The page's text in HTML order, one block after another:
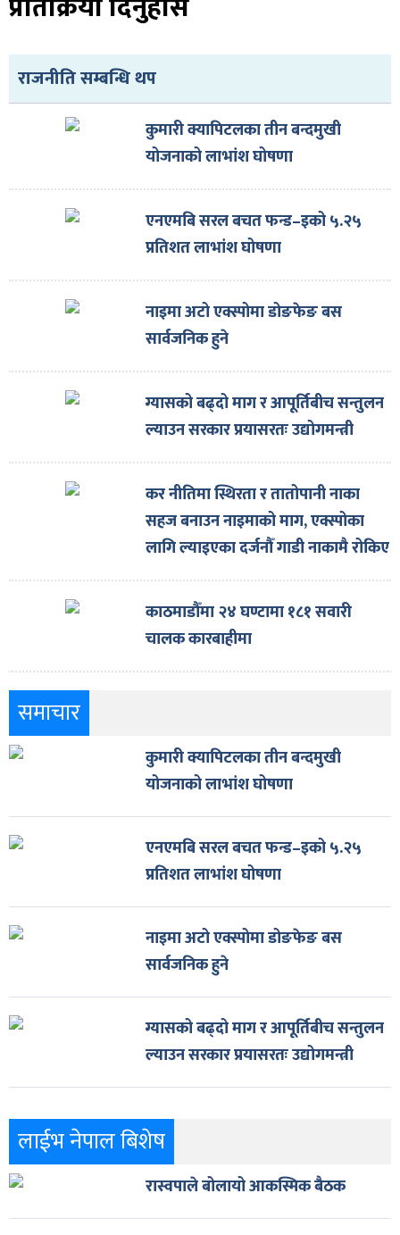
राजनीति सम्बन्धि थप
कुमारी क्यापिटलका तीन बन्दमुखी
योजनाको लाभांश घोषणा
एनएमबि सरल बचत फन्ड–इको ५.२५
प्रतिशत लाभांश घोषणा
नाइमा अटो एक्स्पोमा डोङफेङ बस
सार्वजनिक हुने
ग्यासको बढ्दो माग र आपूर्तिबीच सन्तुलन
ल्याउन सरकार प्रयासरतः उद्योगमन्त्री
कर नीतिमा स्थिरता र तातोपानी नाका
सहज बनाउन नाइमाको माग, एक्स्पोका
लागि ल्याइएका दर्जनौँ गाडी नाकामै रोकिए
काठमाडौँमा २४ घण्टामा १८१ सवारी
चालक कारबाहीमा
समाचार
कुमारी क्यापिटलका तीन बन्दमुखी
योजनाको लाभांश घोषणा
एनएमबि सरल बचत फन्ड–इको ५.२५
प्रतिशत लाभांश घोषणा
नाइमा अटो एक्स्पोमा डोङफेङ बस
सार्वजनिक हुने
ग्यासको बढ्दो माग र आपूर्तिबीच सन्तुलन
ल्याउन सरकार प्रयासरतः उद्योगमन्त्री
लाईभ नेपाल बिशेष
रास्वपाले बोलायो आकस्मिक बैठक